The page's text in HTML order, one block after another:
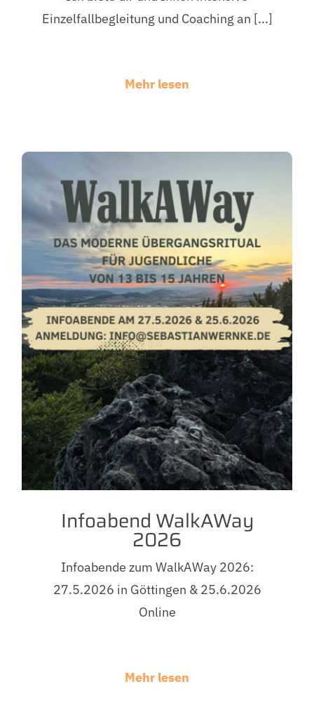
Einzelfallbegleitung und Coaching an [...]
Mehr lesen
Infoabend WalkAWay
2026
Infoabende zum WalkAWay 2026:
27.5.2026 in Göttingen & 25.6.2026
Online
Mehr lesen